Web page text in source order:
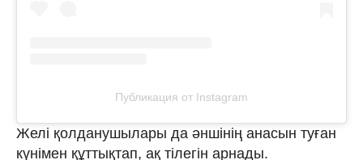
Публикация от Instagram
Желі қолданушылары да әншінің анасын туған
күнімен құттықтап, ақ тілегін арнады.